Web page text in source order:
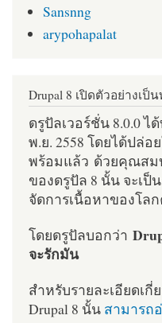
Sansnng
arypohapalat
Drupal 8 เปิดตัวอย่างเป็
ดรูปัลเวอร์ชั่น 8.0.0 ไ
พ.ย. 2558 โดยได้ปล่
พร้อมแล้ว ด้วยคุณสม
ของดรูปัล 8 นั้น จะเป็
จัดการเนื้อหาของโล
โดยดรูปัลบอกว่า
จะรักมัน
สำหรับรายละเอียดเ
Drupal 8 นั้น สามารถ